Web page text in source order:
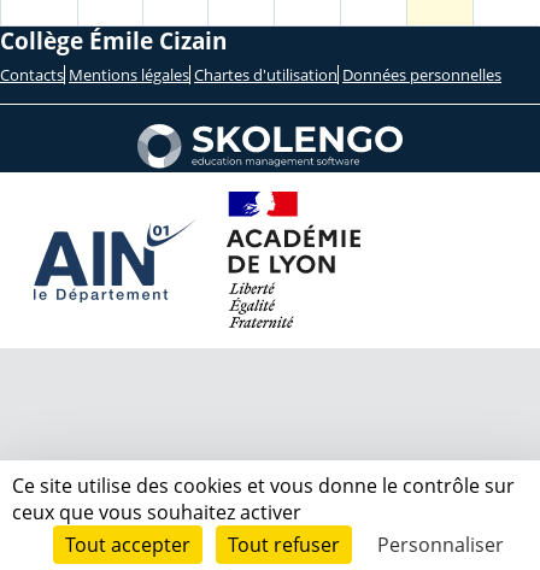
Collège Émile Cizain
Contacts Mentions légales Chartes d'utilisation Données personnelles
Ce site utilise des cookies et vous donne le contrôle sur
ceux que vous souhaitez activer
Tout accepter
Tout refuser Personnaliser